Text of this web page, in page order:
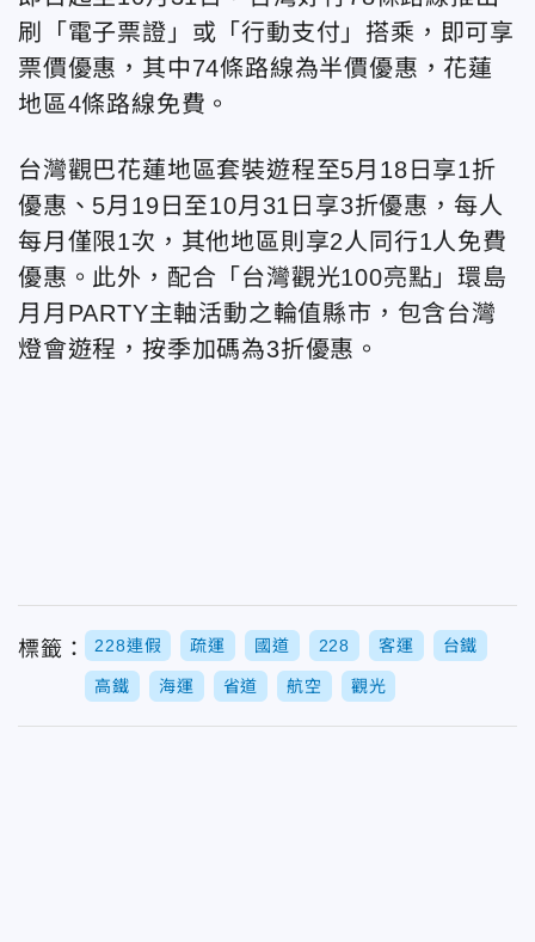
刷「電子票證」或「行動支付」搭乘，即可享
票價優惠，其中74條路線為半價優惠，花蓮
地區4條路線免費。
台灣觀巴花蓮地區套裝遊程至5月18日享1折
優惠、5月19日至10月31日享3折優惠，每人
每月僅限1次，其他地區則享2人同行1人免費
優惠。此外，配合「台灣觀光100亮點」環島
月月PARTY主軸活動之輪值縣市，包含台灣
燈會遊程，按季加碼為3折優惠。
標籤： 228連假 疏運 國道 228 客運 台鐵
高鐵 海運 省道 航空 觀光